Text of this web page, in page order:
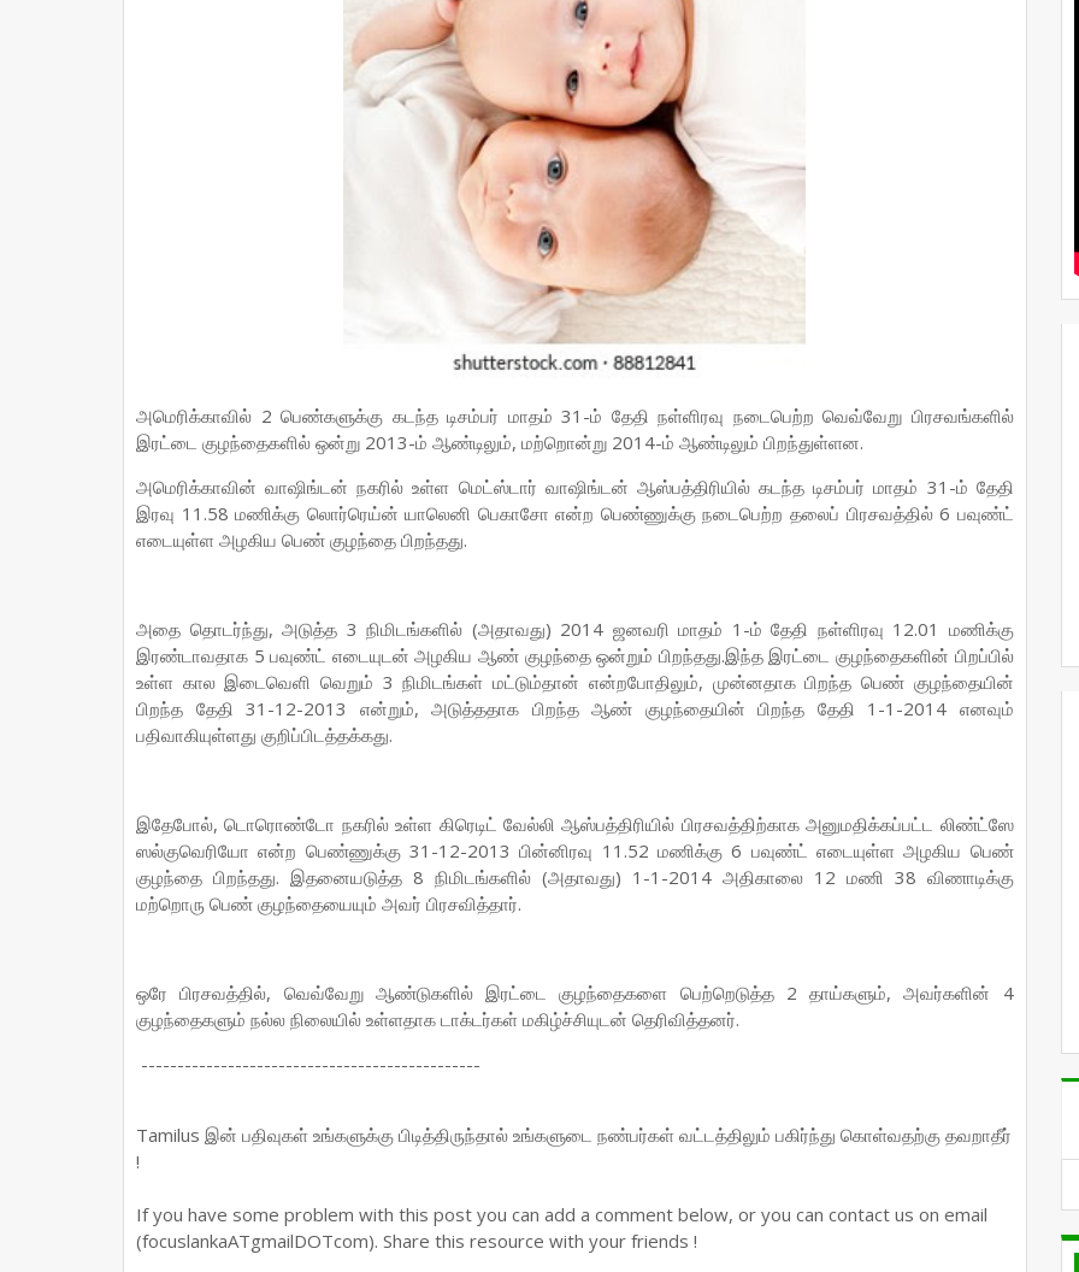
அமெரிக்காவில் 2 பெண்களுக்கு கடந்த டிசம்பர் மாதம் 31-ம் தேதி நள்ளிரவு நடைபெற்ற வெவ்வேறு பிரசவங்களில்
இரட்டை குழந்தைகளில் ஒன்று 2013-ம் ஆண்டிலும், மற்றொன்று 2014-ம் ஆண்டிலும் பிறந்துள்ளன.
அமெரிக்காவின் வாஷிங்டன் நகரில் உள்ள மெட்ஸ்டார் வாஷிங்டன் ஆஸ்பத்திரியில் கடந்த டிசம்பர் மாதம் 31-ம் தேதி
இரவு 11.58 மணிக்கு லொர்ரெய்ன் யாலெனி பெகாசோ என்ற பெண்ணுக்கு நடைபெற்ற தலைப் பிரசவத்தில் 6 பவுண்ட்
எடையுள்ள அழகிய பெண் குழந்தை பிறந்தது.
அதை தொடர்ந்து, அடுத்த 3 நிமிடங்களில் (அதாவது) 2014 ஜனவரி மாதம் 1-ம் தேதி நள்ளிரவு 12.01 மணிக்கு
இரண்டாவதாக 5 பவுண்ட் எடையுடன் அழகிய ஆண் குழந்தை ஒன்றும் பிறந்தது.இந்த இரட்டை குழந்தைகளின் பிறப்பில்
உள்ள கால இடைவெளி வெறும் 3 நிமிடங்கள் மட்டும்தான் என்றபோதிலும், முன்னதாக பிறந்த பெண் குழந்தையின்
பிறந்த தேதி 31-12-2013 என்றும், அடுத்ததாக பிறந்த ஆண் குழந்தையின் பிறந்த தேதி 1-1-2014 எனவும்
பதிவாகியுள்ளது குறிப்பிடத்தக்கது.
இதேபோல், டொரொண்டோ நகரில் உள்ள கிரெடிட் வேல்லி ஆஸ்பத்திரியில் பிரசவத்திற்காக அனுமதிக்கப்பட்ட லிண்ட்ஸே
ஸல்குவெரியோ என்ற பெண்ணுக்கு 31-12-2013 பின்னிரவு 11.52 மணிக்கு 6 பவுண்ட் எடையுள்ள அழகிய பெண்
குழந்தை பிறந்தது. இதனையடுத்த 8 நிமிடங்களில் (அதாவது) 1-1-2014 அதிகாலை 12 மணி 38 விணாடிக்கு
மற்றொரு பெண் குழந்தையையும் அவர் பிரசவித்தார்.
ஒரே பிரசவத்தில், வெவ்வேறு ஆண்டுகளில் இரட்டை குழந்தைகளை பெற்றெடுத்த 2 தாய்களும், அவர்களின் 4
குழந்தைகளும் நல்ல நிலையில் உள்ளதாக டாக்டர்கள் மகிழ்ச்சியுடன் தெரிவித்தனர்.
-----------------------------------------------
Tamilus இன் பதிவுகள் உங்களுக்கு பிடித்திருந்தால் உங்களுடை நண்பர்கள் வட்டத்திலும் பகிர்ந்து கொள்வதற்கு தவறாதீர்
!
If you have some problem with this post you can add a comment below, or you can contact us on email
(focuslankaATgmailDOTcom). Share this resource with your friends !